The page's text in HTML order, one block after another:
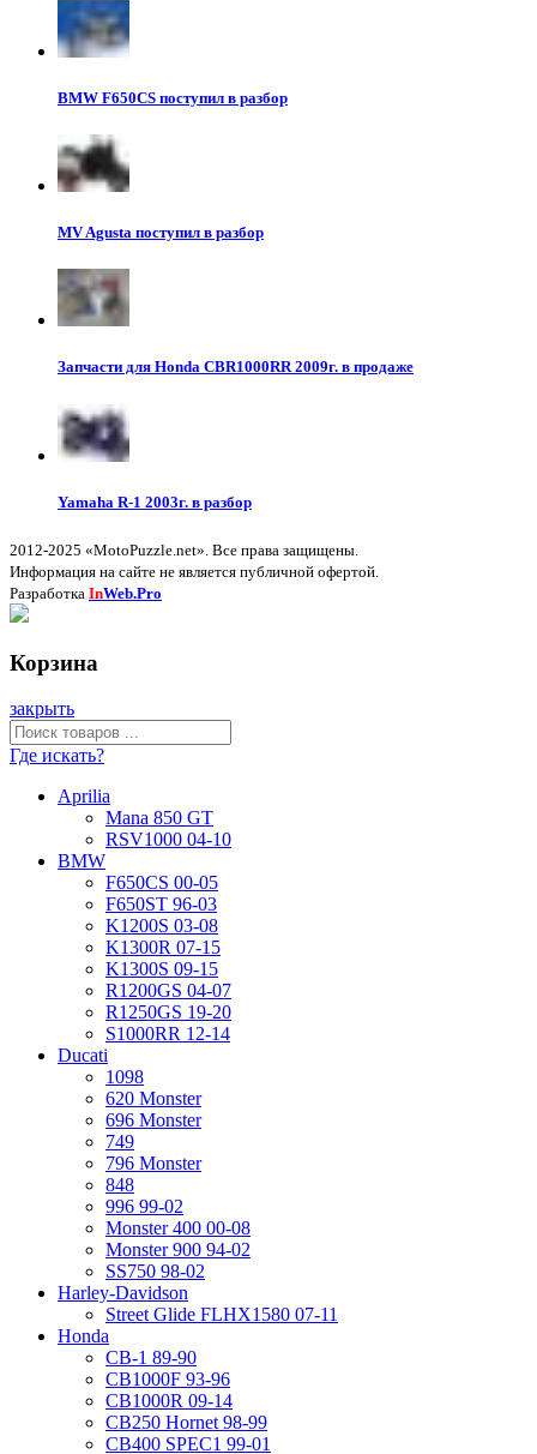
BMW F650CS поступил в разбор
MV Agusta поступил в разбор
Запчасти для Honda CBR1000RR 2009г. в продаже
Yamaha R-1 2003г. в разбор
2012-2025 «MotoPuzzle.net». Все права защищены.
Информация на сайте не является публичной офертой.
Разработка InWeb.Pro
Корзина
закрыть
Где искать?
Aprilia
Mana 850 GT
RSV1000 04-10
BMW
F650CS 00-05
F650ST 96-03
K1200S 03-08
K1300R 07-15
K1300S 09-15
R1200GS 04-07
R1250GS 19-20
S1000RR 12-14
Ducati
1098
620 Monster
696 Monster
749
796 Monster
848
996 99-02
Monster 400 00-08
Monster 900 94-02
SS750 98-02
Harley-Davidson
Street Glide FLHX1580 07-11
Honda
CB-1 89-90
CB1000F 93-96
CB1000R 09-14
CB250 Hornet 98-99
CB400 SPEC1 99-01